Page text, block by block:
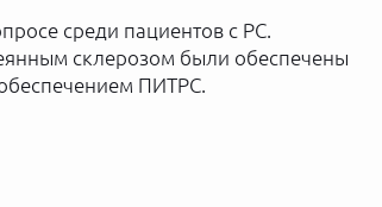
среди пациентов с РС.
склерозом были обеспечены
ПИТРС.